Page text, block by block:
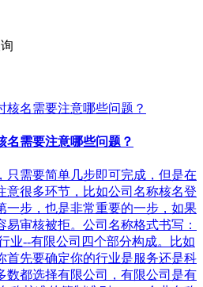
名需要注意哪些问题？
只需要简单几步即可完成，但是在
意很多环节，比如公司名称核名登
一步，也是非常重要的一步，如果
审核被拒。公司名称格式书写：
业--有限公司四个部分构成。比如
首先要确定你的行业是服务还是科
数都选择有限公司，有限公司是有